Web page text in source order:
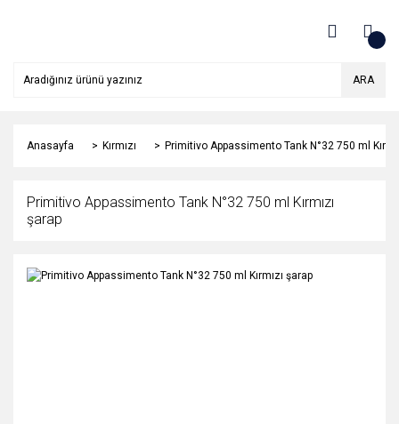
ARA
Anasayfa Kırmızı Primitivo Appassimento Tank N°32 750 ml
Primitivo Appassimento Tank N°32 750 ml Kırmızı
şarap